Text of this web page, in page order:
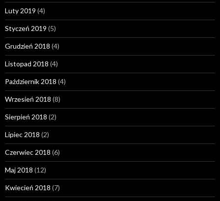
Luty 2019 (4)
Styczeń 2019 (5)
Grudzień 2018 (4)
Listopad 2018 (4)
Październik 2018 (4)
Wrzesień 2018 (8)
Sierpień 2018 (2)
Lipiec 2018 (2)
Czerwiec 2018 (6)
Maj 2018 (12)
Kwiecień 2018 (7)